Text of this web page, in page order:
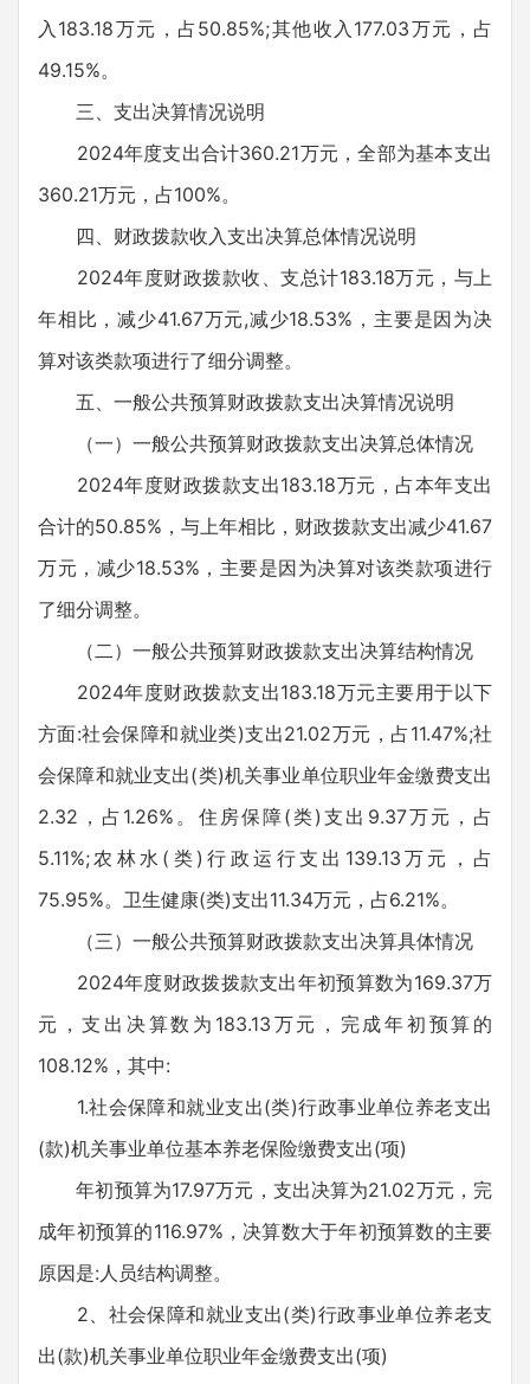
入183.18万元，占50.85%;其他收入177.03万元，占
49.15%。
三、支出决算情况说明
2024年度支出合计360.21万元，全部为基本支出
360.21万元，占100%。
四、财政拨款收入支出决算总体情况说明
2024年度财政拨款收、支总计183.18万元，与上
年相比，减少41.67万元,减少18.53%，主要是因为决
算对该类款项进行了细分调整。
五、一般公共预算财政拨款支出决算情况说明
（一）一般公共预算财政拨款支出决算总体情况
2024年度财政拨款支出183.18万元，占本年支出
合计的50.85%，与上年相比，财政拨款支出减少41.67
万元，减少18.53%，主要是因为决算对该类款项进行
了细分调整。
（二）一般公共预算财政拨款支出决算结构情况
2024年度财政拨款支出183.18万元主要用于以下
方面:社会保障和就业类)支出21.02万元，占11.47%;社
会保障和就业支出(类)机关事业单位职业年金缴费支出
2.32，占1.26%。住房保障(类)支出9.37万元，占
5.11%;农林水(类)行政运行支出139.13万元，占
75.95%。卫生健康(类)支出11.34万元，占6.21%。
（三）一般公共预算财政拨款支出决算具体情况
2024年度财政拨拨款支出年初预算数为169.37万
元，支出决算数为183.13万元，完成年初预算的
108.12%，其中:
1.社会保障和就业支出(类)行政事业单位养老支出
(款)机关事业单位基本养老保险缴费支出(项)
年初预算为17.97万元，支出决算为21.02万元，完
成年初预算的116.97%，决算数大于年初预算数的主要
原因是:人员结构调整。
2、社会保障和就业支出(类)行政事业单位养老支
出(款)机关事业单位职业年金缴费支出(项)